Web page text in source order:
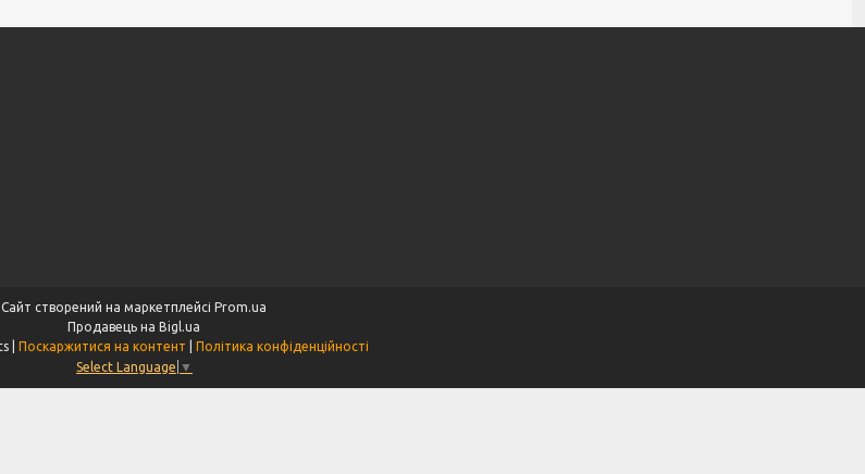
Сайт створений на маркетплейсі Prom.ua
Продавець на Bigl.ua
Поскаржитися на контент
Політика конфіденційності
Select Language ▼